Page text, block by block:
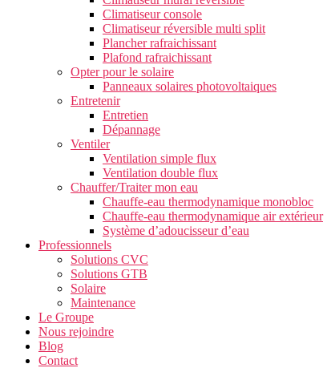
Climatiseur console
Climatiseur réversible multi split
Plancher rafraichissant
Plafond rafraichissant
Opter pour le solaire
Panneaux solaires photovoltaiques
Entretenir
Entretien
Dépannage
Ventiler
Ventilation simple flux
Ventilation double flux
Chauffer/Traiter mon eau
Chauffe-eau thermodynamique monobloc
Chauffe-eau thermodynamique air extérieur
Système d’adoucisseur d’eau
Professionnels
Solutions CVC
Solutions GTB
Solaire
Maintenance
Le Groupe
Nous rejoindre
Blog
Contact